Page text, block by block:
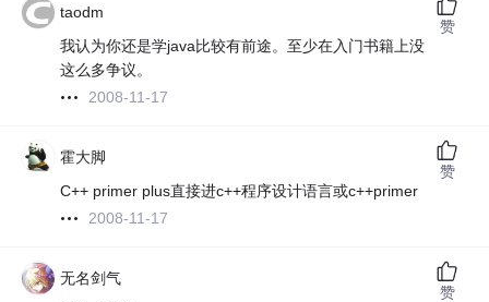
taodm
我认为你还是学java比较有前途。至少在入门书籍上没
这么多争议。
2008-11-17
赞
霍大脚
C++ primer plus直接进c++程序设计语言或c++primer
2008-11-17
赞
无名剑气
赞